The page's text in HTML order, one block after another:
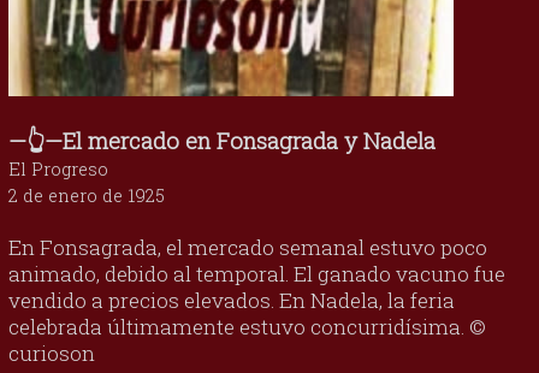
—👆—El mercado en Fonsagrada y Nadela
El Progreso
2 de enero de 1925
En Fonsagrada, el mercado semanal estuvo poco
animado, debido al temporal. El ganado vacuno fue
vendido a precios elevados. En Nadela, la feria
celebrada últimamente estuvo concurridísima. ©
curioson